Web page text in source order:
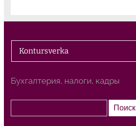
Kontursverka
Бухгалтерия, налоги, кадры
о
Поиск